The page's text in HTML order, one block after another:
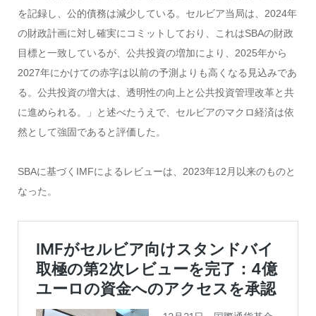
を記録し、公的債務は減少している。セルビア当局は、2024年
の財政計画に対し確実にコミットしており、これはSBAの財政
目標と一致しているが、公共投資の増加により、2025年から
2027年にかけての赤字は以前の予測よりも高くなる見込みであ
る。公共投資の増大は、透明性の向上と公共投資管理改革と共
に進められる。」と述べたうえで、セルビアのマクロ経済は依
然として強固であると評価した。
SBAに基づくIMFによるレビューは、2023年12月以来のものと
なった。